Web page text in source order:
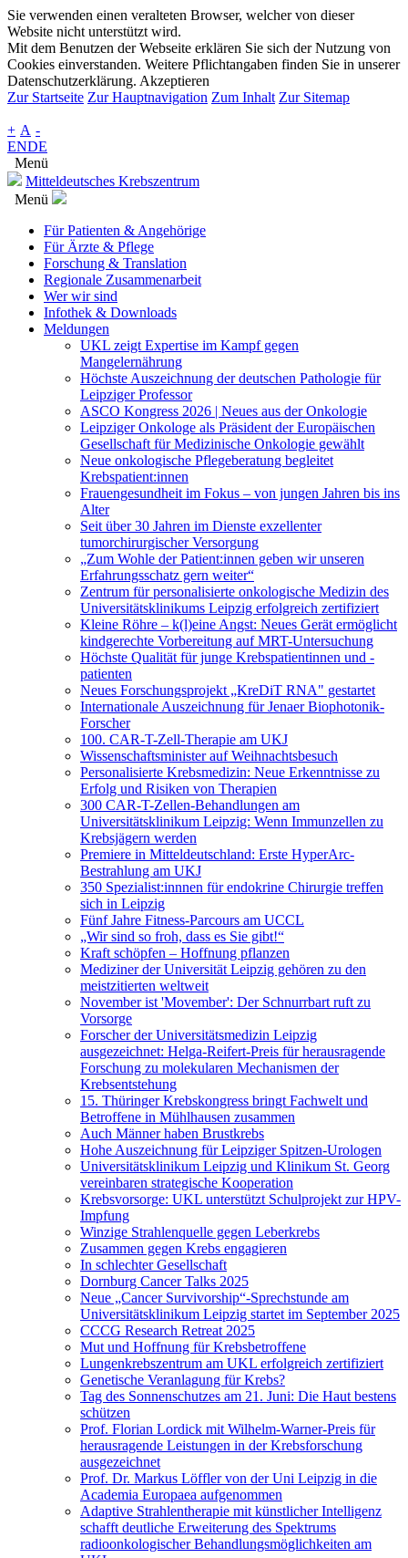
Sie verwenden einen veralteten Browser, welcher von dieser
Website nicht unterstützt wird.
Mit dem Benutzen der Webseite erklären Sie sich der Nutzung von
Cookies einverstanden. Weitere Pflichtangaben finden Sie in unserer
Datenschutzerklärung. Akzeptieren
Zur Startseite Zur Hauptnavigation Zum Inhalt Zur Sitemap
+ A -
ENDE
Menü
Mitteldeutsches Krebszentrum
Menü
Für Patienten & Angehörige
Für Ärzte & Pflege
Forschung & Translation
Regionale Zusammenarbeit
Wer wir sind
Infothek & Downloads
Meldungen
UKL zeigt Expertise im Kampf gegen
Mangelernährung
Höchste Auszeichnung der deutschen Pathologie für
Leipziger Professor
ASCO Kongress 2026 | Neues aus der Onkologie
Leipziger Onkologe als Präsident der Europäischen
Gesellschaft für Medizinische Onkologie gewählt
Neue onkologische Pflegeberatung begleitet
Krebspatient:innen
Frauengesundheit im Fokus – von jungen Jahren bis ins
Alter
Seit über 30 Jahren im Dienste exzellenter
tumorchirurgischer Versorgung
„Zum Wohle der Patient:innen geben wir unseren
Erfahrungsschatz gern weiter“
Zentrum für personalisierte onkologische Medizin des
Universitätsklinikums Leipzig erfolgreich zertifiziert
Kleine Röhre – k(l)eine Angst: Neues Gerät ermöglicht
kindgerechte Vorbereitung auf MRT-Untersuchung
Höchste Qualität für junge Krebspatientinnen und -
patienten
Neues Forschungsprojekt „KreDiT RNA" gestartet
Internationale Auszeichnung für Jenaer Biophotonik-
Forscher
100. CAR-T-Zell-Therapie am UKJ
Wissenschaftsminister auf Weihnachtsbesuch
Personalisierte Krebsmedizin: Neue Erkenntnisse zu
Erfolg und Risiken von Therapien
300 CAR-T-Zellen-Behandlungen am
Universitätsklinikum Leipzig: Wenn Immunzellen zu
Krebsjägern werden
Premiere in Mitteldeutschland: Erste HyperArc-
Bestrahlung am UKJ
350 Spezialist:innnen für endokrine Chirurgie treffen
sich in Leipzig
Fünf Jahre Fitness-Parcours am UCCL
„Wir sind so froh, dass es Sie gibt!“
Kraft schöpfen – Hoffnung pflanzen
Mediziner der Universität Leipzig gehören zu den
meistzitierten weltweit
November ist 'Movember': Der Schnurrbart ruft zu
Vorsorge
Forscher der Universitätsmedizin Leipzig
ausgezeichnet: Helga-Reifert-Preis für herausragende
Forschung zu molekularen Mechanismen der
Krebsentstehung
15. Thüringer Krebskongress bringt Fachwelt und
Betroffene in Mühlhausen zusammen
Auch Männer haben Brustkrebs
Hohe Auszeichnung für Leipziger Spitzen-Urologen
Universitätsklinikum Leipzig und Klinikum St. Georg
vereinbaren strategische Kooperation
Krebsvorsorge: UKL unterstützt Schulprojekt zur HPV-
Impfung
Winzige Strahlenquelle gegen Leberkrebs
Zusammen gegen Krebs engagieren
In schlechter Gesellschaft
Dornburg Cancer Talks 2025
Neue „Cancer Survivorship“-Sprechstunde am
Universitätsklinikum Leipzig startet im September 2025
CCCG Research Retreat 2025
Mut und Hoffnung für Krebsbetroffene
Lungenkrebszentrum am UKL erfolgreich zertifiziert
Genetische Veranlagung für Krebs?
Tag des Sonnenschutzes am 21. Juni: Die Haut bestens
schützen
Prof. Florian Lordick mit Wilhelm-Warner-Preis für
herausragende Leistungen in der Krebsforschung
ausgezeichnet
Prof. Dr. Markus Löffler von der Uni Leipzig in die
Academia Europaea aufgenommen
Adaptive Strahlentherapie mit künstlicher Intelligenz
schafft deutliche Erweiterung des Spektrums
radioonkologischer Behandlungsmöglichkeiten am